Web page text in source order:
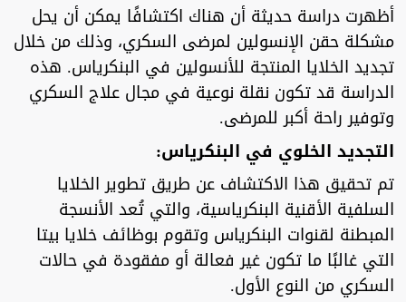
أظهرت دراسة حديثة أن هناك اكتشافًا يمكن أن يحل
مشكلة حقن الإنسولين لمرضى السكري، وذلك من خلال
تجديد الخلايا المنتجة للأنسولين في البنكرياس. هذه
الدراسة قد تكون نقلة نوعية في مجال علاج السكري
وتوفير راحة أكبر للمرضى.
التجديد الخلوي في البنكرياس:
تم تحقيق هذا الاكتشاف عن طريق تطوير الخلايا
السلفية الأقنية البنكرياسية، والتي تُعد الأنسجة
المبطنة لقنوات البنكرياس وتقوم بوظائف خلايا بيتا
التي غالبًا ما تكون غير فعالة أو مفقودة في حالات
السكري من النوع الأول.